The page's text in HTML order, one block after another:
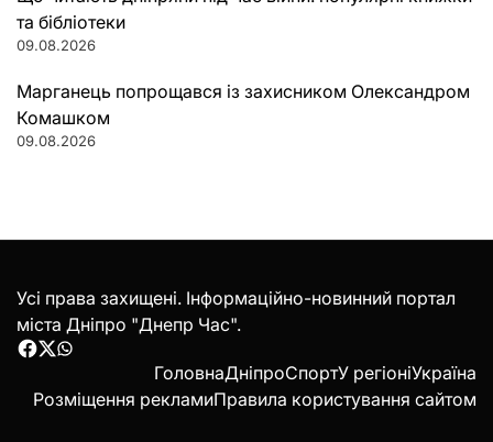
та бібліотеки
09.08.2026
Марганець попрощався із захисником Олександром
Комашком
09.08.2026
Усі права захищені. Інформаційно-новинний портал
міста Дніпро "Днепр Час".
Facebook
Twitter
WhatsApp
ГоловнаДніпроСпортУ регіоніУкраїна
Розміщення рекламиПравила користування сайтом